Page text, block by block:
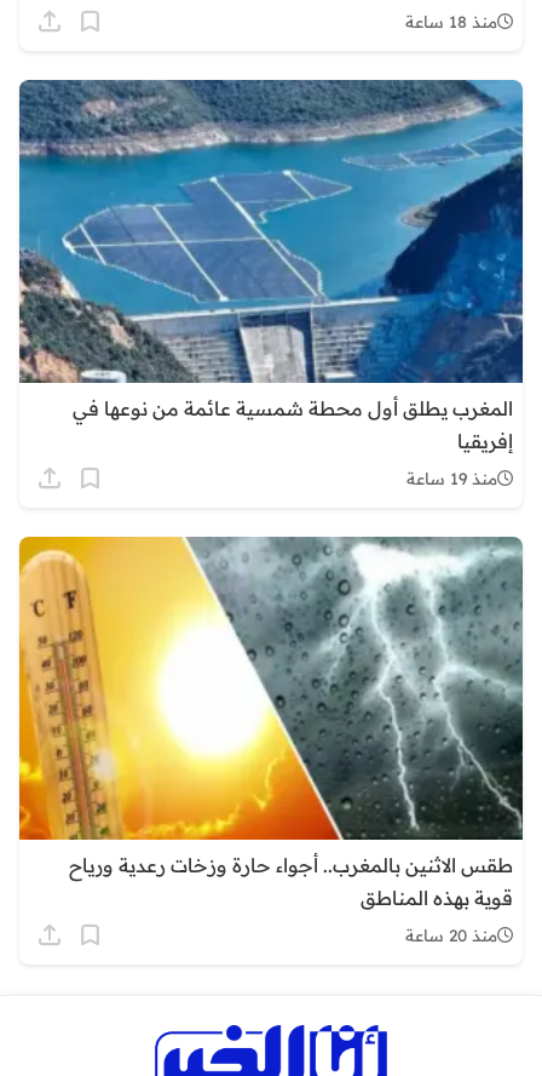
منذ 18 ساعة
المغرب يطلق أول محطة شمسية عائمة من نوعها في
إفريقيا
منذ 19 ساعة
طقس الاثنين بالمغرب.. أجواء حارة وزخات رعدية ورياح
قوية بهذه المناطق
منذ 20 ساعة